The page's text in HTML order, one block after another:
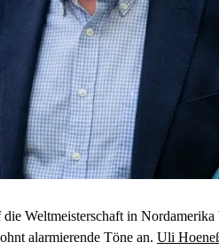
Weltmeisterschaft in Nordamerika
alarmierende Töne an. Uli